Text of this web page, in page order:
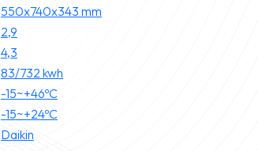
550x740x343 mm
2,9
4,3
83/732 kwh
-15~+46ºC
-15~+24ºC
Daikin